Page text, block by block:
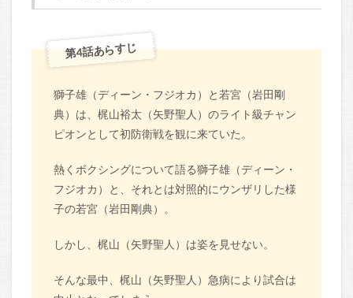
第4話あらすじ
獅子雄（ディーン・フジオカ）と若宮（岩田剛
典）は、梶山裕太（矢野聖人）のライト級チャン
ピオンとして初防衛戦を観に来ていた。
熱くボクシングについて語る獅子雄（ディーン・
フジオカ）と、それとは対照的にウンザリした様
子の若宮（岩田剛典）。
しかし、梶山（矢野聖人）は姿を見せない。
そんな最中、梶山（矢野聖人）急病により試合は